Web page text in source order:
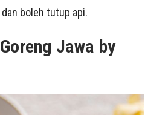
boleh tutup api.
Jawa by